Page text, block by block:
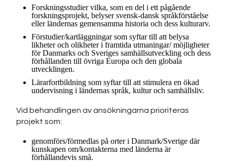
Forskningsstudier vilka, som en del i ett pågående
forskningsprojekt, belyser svensk-dansk språkförståelse
eller ländernas gemensamma historia och dess kulturarv.
Förstudier/kartläggningar som syftar till att belysa
likheter och olikheter i framtida utmaningar/ möjligheter
för Danmarks och Sveriges samhällsutveckling och dess
förhållanden till övriga Europa och den globala
utvecklingen.
Lärarfortbildning som syftar till att stimulera en ökad
undervisning i ländernas språk, kultur och samhällsliv.
Vid behandlingen av ansökningarna prioriteras
projekt som:
genomförs/förmedlas på orter i Danmark/Sverige där
kunskapen om/kontakterna med länderna är
förhållandevis små.